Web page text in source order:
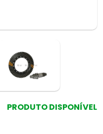
PRODUTO DISPONÍVEL